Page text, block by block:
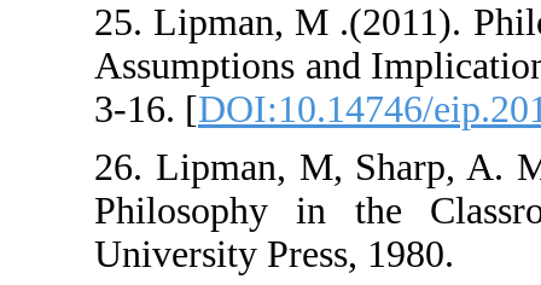
25. Lipman, M
Assumptions
3-16. [
26. Lipman, M,
Philosophy in
University